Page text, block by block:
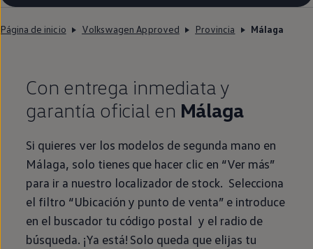
Página de inicio Volkswagen Approved Provincia Málaga
Con entrega inmediata y
garantía oficial en Málaga
Si quieres ver los modelos de segunda mano en
Málaga, solo tienes que hacer clic en “Ver más”
para ir a nuestro localizador de stock. Selecciona
el filtro “Ubicación y punto de venta” e introduce
en el buscador tu código postal y el radio de
búsqueda. ¡Ya está! Solo queda que elijas tu